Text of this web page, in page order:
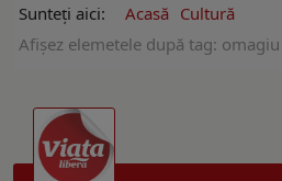
Sunteți aici: Acasă Cultură
Afişez elemetele după tag: omagiu